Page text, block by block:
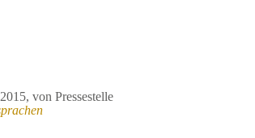
, von Pressestelle